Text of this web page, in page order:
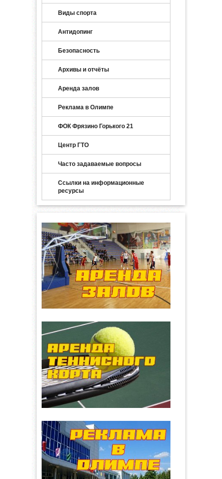
Виды спорта
Антидопинг
Безопасность
Архивы и отчёты
Аренда залов
Реклама в Олимпе
ФОК Фрязино Горького 21
Центр ГТО
Часто задаваемые вопросы
Ссылки на информационные
ресурсы